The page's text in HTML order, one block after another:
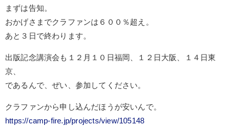
まずは告知。
おかげさまでクラファンは６００％超え。
あと３日で終わります。
出版記念講演会も１２月１０日福岡、１２日大阪、１４日東
京、
であるんで、ぜい、参加してください。
クラファンから申し込んだほうが安いんで。
https://camp-fire.jp/projects/view/105148